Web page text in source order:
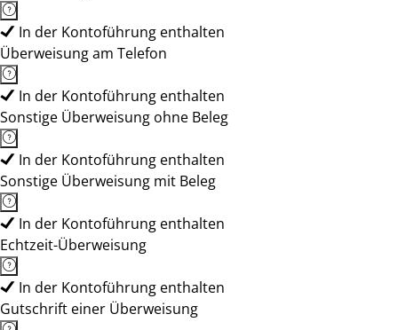
In der Kontoführung enthalten
Überweisung am Telefon
In der Kontoführung enthalten
Sonstige Überweisung ohne Beleg
In der Kontoführung enthalten
Sonstige Überweisung mit Beleg
In der Kontoführung enthalten
Echtzeit-Überweisung
In der Kontoführung enthalten
Gutschrift einer Überweisung